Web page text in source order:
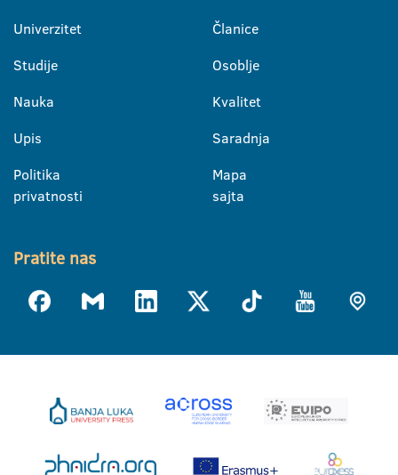
Univerzitet
Studije
Nauka
Upis
Politika
privatnosti
Članice
Osoblje
Kvalitet
Saradnja
Mapa
sajta
Pratite nas